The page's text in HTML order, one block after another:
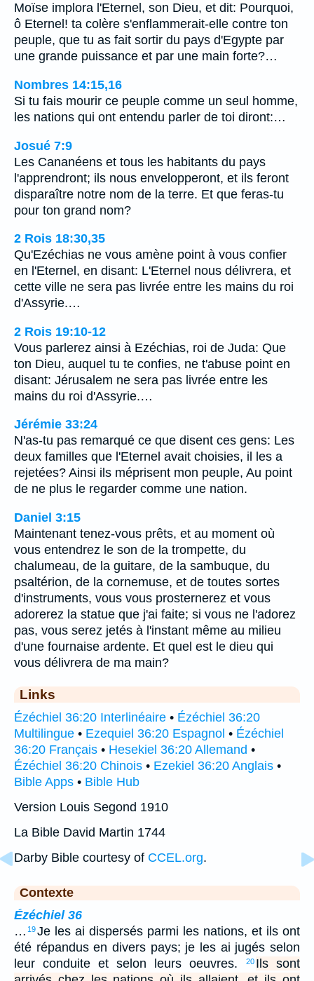
Moïse implora l'Eternel, son Dieu, et dit: Pourquoi,
ô Eternel! ta colère s'enflammerait-elle contre ton
peuple, que tu as fait sortir du pays d'Egypte par
une grande puissance et par une main forte?…
Nombres 14:15,16
Si tu fais mourir ce peuple comme un seul homme,
les nations qui ont entendu parler de toi diront:…
Josué 7:9
Les Cananéens et tous les habitants du pays
l'apprendront; ils nous envelopperont, et ils feront
disparaître notre nom de la terre. Et que feras-tu
pour ton grand nom?
2 Rois 18:30,35
Qu'Ezéchias ne vous amène point à vous confier
en l'Eternel, en disant: L'Eternel nous délivrera, et
cette ville ne sera pas livrée entre les mains du roi
d'Assyrie.…
2 Rois 19:10-12
Vous parlerez ainsi à Ezéchias, roi de Juda: Que
ton Dieu, auquel tu te confies, ne t'abuse point en
disant: Jérusalem ne sera pas livrée entre les
mains du roi d'Assyrie.…
Jérémie 33:24
N'as-tu pas remarqué ce que disent ces gens: Les
deux familles que l'Eternel avait choisies, il les a
rejetées? Ainsi ils méprisent mon peuple, Au point
de ne plus le regarder comme une nation.
Daniel 3:15
Maintenant tenez-vous prêts, et au moment où
vous entendrez le son de la trompette, du
chalumeau, de la guitare, de la sambuque, du
psaltérion, de la cornemuse, et de toutes sortes
d'instruments, vous vous prosternerez et vous
adorerez la statue que j'ai faite; si vous ne l'adorez
pas, vous serez jetés à l'instant même au milieu
d'une fournaise ardente. Et quel est le dieu qui
vous délivrera de ma main?
Links
Ézéchiel 36:20 Interlinéaire • Ézéchiel 36:20
Multilingue • Ezequiel 36:20 Espagnol • Ézéchiel
36:20 Français • Hesekiel 36:20 Allemand •
Ézéchiel 36:20 Chinois • Ezekiel 36:20 Anglais •
Bible Apps • Bible Hub
Version Louis Segond 1910
La Bible David Martin 1744
Darby Bible courtesy of CCEL.org.
Contexte
Ézéchiel 36
… 19Je les ai dispersés parmi les nations, et ils ont
été répandus en divers pays; je les ai jugés selon
leur conduite et selon leurs oeuvres.
20 Ils sont